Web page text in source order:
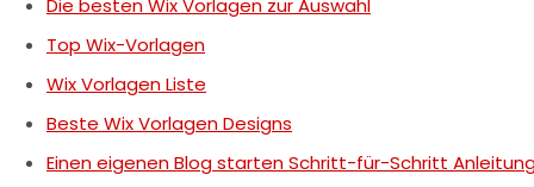
Die besten Wix Vorlagen zur Auswahl
Top Wix-Vorlagen
Wix Vorlagen Liste
Beste Wix Vorlagen Designs
Einen eigenen Blog starten Schritt-für-Schritt